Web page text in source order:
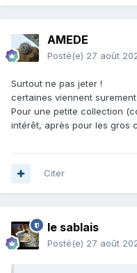
AMEDE
Posté(e) 27 août
Surtout ne pas jeter !
certaines viennent
Pour une petite collection
intérêt, après pour les gros
Citer
le sablais
Posté(e) 27 août